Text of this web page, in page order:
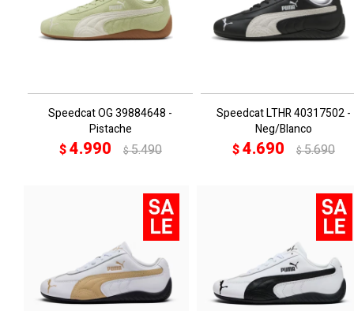
Speedcat OG 39884648 -
Pistache
$4.990 $5.490
Speedcat LTHR 40317502 -
Neg/Blanco
$4.690 $5.690